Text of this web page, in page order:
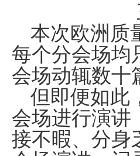
本次欧洲质
每个分会场均
会场动辄数十
但即便如此
会场进行演讲
接不暇、分身